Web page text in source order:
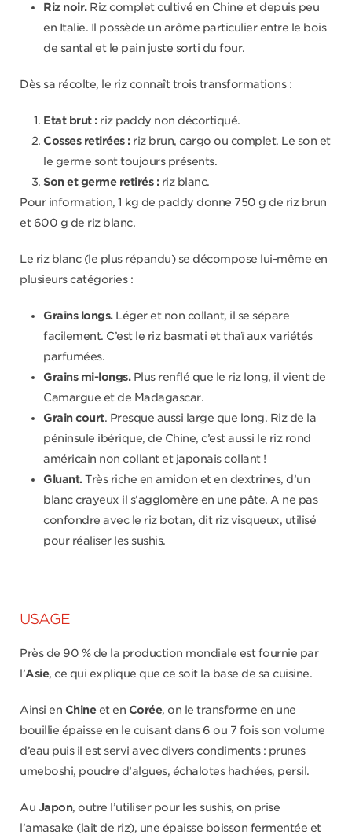
Riz noir.Riz complet cultivé en Chine et depuis peu
en Italie. Il possède un arôme particulier entre le bois
de santal et le pain juste sorti du four.
Dès sa récolte, le riz connaît trois transformations :
Etat brut :riz paddy non décortiqué.
Cosses retirées :riz brun, cargo ou complet. Le son et
le germe sont toujours présents.
Son et germe retirés :riz blanc.
Pour information, 1 kg de paddy donne 750 g de riz brun
et 600 g de riz blanc.
Le riz blanc (le plus répandu) se décompose lui-même en
plusieurs catégories :
Grains longs.Léger et non collant, il se sépare
facilement. C’est le riz basmati et thaï aux variétés
parfumées.
Grains mi-longs.Plus renflé que le riz long, il vient de
Camargue et de Madagascar.
Grain court. Presque aussi large que long. Riz de la
péninsule ibérique, de Chine, c’est aussi le riz rond
américain non collant et japonais collant !
Gluant.Très riche en amidon et en dextrines, d’un
blanc crayeux il s’agglomère en une pâte. A ne pas
confondre avec le riz botan, dit riz visqueux, utilisé
pour réaliser les sushis.
USAGE
Près de 90 % de la production mondiale est fournie par
l’Asie, ce qui explique que ce soit la base de sa cuisine.
Ainsi en Chineet en Corée, on le transforme en une
bouillie épaisse en le cuisant dans 6 ou 7 fois son volume
d’eau puis il est servi avec divers condiments : prunes
umeboshi, poudre d’algues, échalotes hachées, persil.
Au Japon, outre l’utiliser pour les sushis, on prise
l’amasake (lait de riz), une épaisse boisson fermentée et